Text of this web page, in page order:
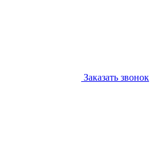
Заказать звонок